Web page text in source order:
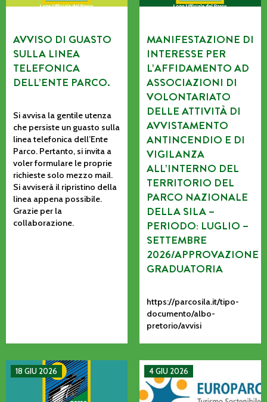
AVVISO DI GUASTO
SULLA LINEA
TELEFONICA
DELL’ENTE PARCO.
Si avvisa la gentile utenza
che persiste un guasto sulla
linea telefonica dell’Ente
Parco. Pertanto, si invita a
voler formulare le proprie
richieste solo mezzo mail.
Si avviserà il ripristino della
linea appena possibile.
Grazie per la
collaborazione.
MANIFESTAZIONE DI
INTERESSE PER
L’AFFIDAMENTO AD
ASSOCIAZIONI DI
VOLONTARIATO
DELLE ATTIVITÀ DI
AVVISTAMENTO
ANTINCENDIO E DI
VIGILANZA
ALL’INTERNO DEL
TERRITORIO DEL
PARCO NAZIONALE
DELLA SILA –
PERIODO: LUGLIO –
SETTEMBRE
2026/APPROVAZIONE
GRADUATORIA
https://parcosila.it/tipo-
documento/albo-
pretorio/avvisi
18 GIU 2026
MANIFESTAZIONE DI INTERESSE PER L’AFFIDAMENTO
4 GIU 2026
La CETS come processo